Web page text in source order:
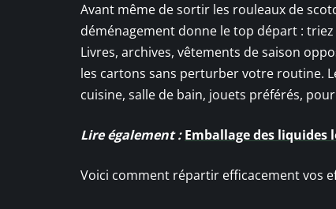
Avant même de sortir les rouleaux de
déménagement donne le top départ :
Livres, archives, vêtements de saison
les cartons sans perturber votre routine.
cuisine, salle de bain, jouets préférés,
Lire également : Emballage des liquides
Voici comment répartir efficacement vos